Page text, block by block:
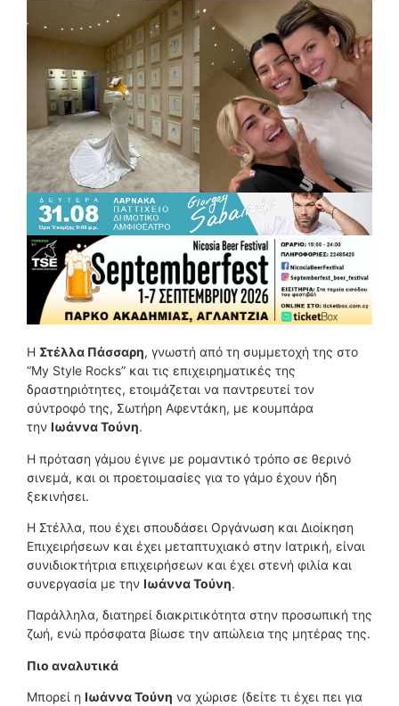
Η Στέλλα Πάσσαρη, γνωστή από τη συμμετοχή της στο
“My Style Rocks” και τις επιχειρηματικές της
δραστηριότητες, ετοιμάζεται να παντρευτεί τον
σύντροφό της, Σωτήρη Αφεντάκη, με κουμπάρα
την Ιωάννα Τούνη.
Η πρόταση γάμου έγινε με ρομαντικό τρόπο σε θερινό
σινεμά, και οι προετοιμασίες για το γάμο έχουν ήδη
ξεκινήσει.
Η Στέλλα, που έχει σπουδάσει Οργάνωση και Διοίκηση
Επιχειρήσεων και έχει μεταπτυχιακό στην Ιατρική, είναι
συνιδιοκτήτρια επιχειρήσεων και έχει στενή φιλία και
συνεργασία με την Ιωάννα Τούνη.
Παράλληλα, διατηρεί διακριτικότητα στην προσωπική της
ζωή, ενώ πρόσφατα βίωσε την απώλεια της μητέρας της.
Πιο αναλυτικά
Μπορεί η Ιωάννα Τούνη να χώρισε (δείτε τι έχει πει για